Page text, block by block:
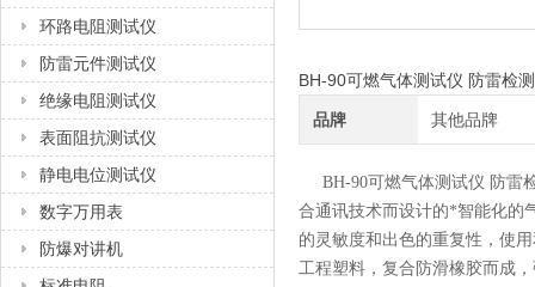
环路电阻测试仪
防雷元件测试仪
绝缘电阻测试仪
表面阻抗测试仪
静电电位测试仪
数字万用表
防爆对讲机
BH-90可燃气体测试仪 防雷检
品牌 其他品牌
BH-90可燃气体测试仪 防雷
合通讯技术而设计的*智能化的
的灵敏度和出色的重复性，使
工程塑料，复合防滑橡胶而成